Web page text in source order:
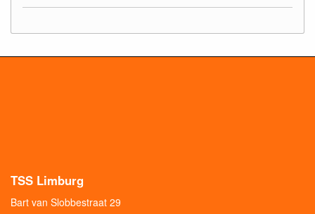
TSS Limburg
Bart van Slobbestraat 29